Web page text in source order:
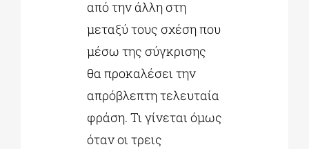
από την άλλη στη
μεταξύ τους σχέση που
μέσω της σύγκρισης
θα προκαλέσει την
απρόβλεπτη τελευταία
φράση. Τι γίνεται όμως
όταν οι τρεις